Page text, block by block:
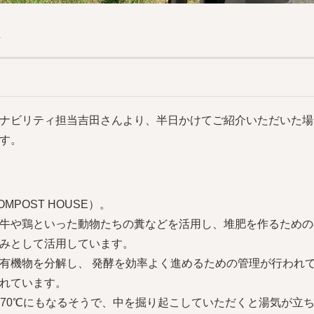
ビリティ担当吉田さんより、半日かけてご紹介いただいた
。
HOUSE）。
や鶏といった動物たちの糞などを活用し、堆肥を作るため
として活用しています。
機物を分解し、 発酵を効率よく進めるための管理が行われ
ています。
にもなるそうで、中を掘り起こしていただくと湯気が立